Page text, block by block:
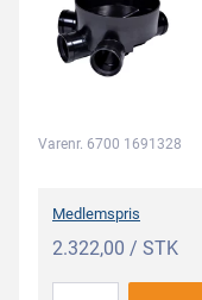
Varenr. 6700 1691328
Medlemspris
2.322,00 / STK